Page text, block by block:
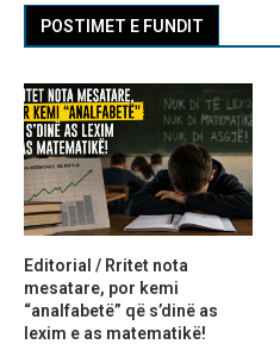
POSTIMET E FUNDIT
Editorial / Rritet nota
mesatare, por kemi
“analfabetë” që s’dinë as
lexim e as matematikë!